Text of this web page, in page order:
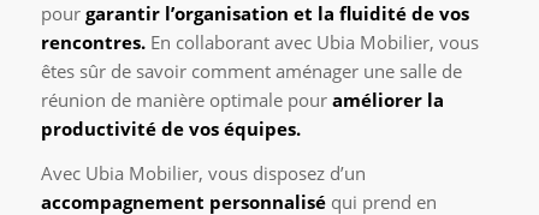
pourgarantir l’organisation et la fluidité de vos
rencontres.En collaborant avec Ubia Mobilier, vous
êtes sûr de savoir comment aménager une salle de
réunion de manière optimale pour améliorer la
productivité de vos équipes.
Avec Ubia Mobilier, vous disposez d’un
accompagnement personnaliséqui prend en